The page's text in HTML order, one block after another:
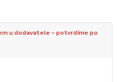
u dodavatele – potvrdíme po